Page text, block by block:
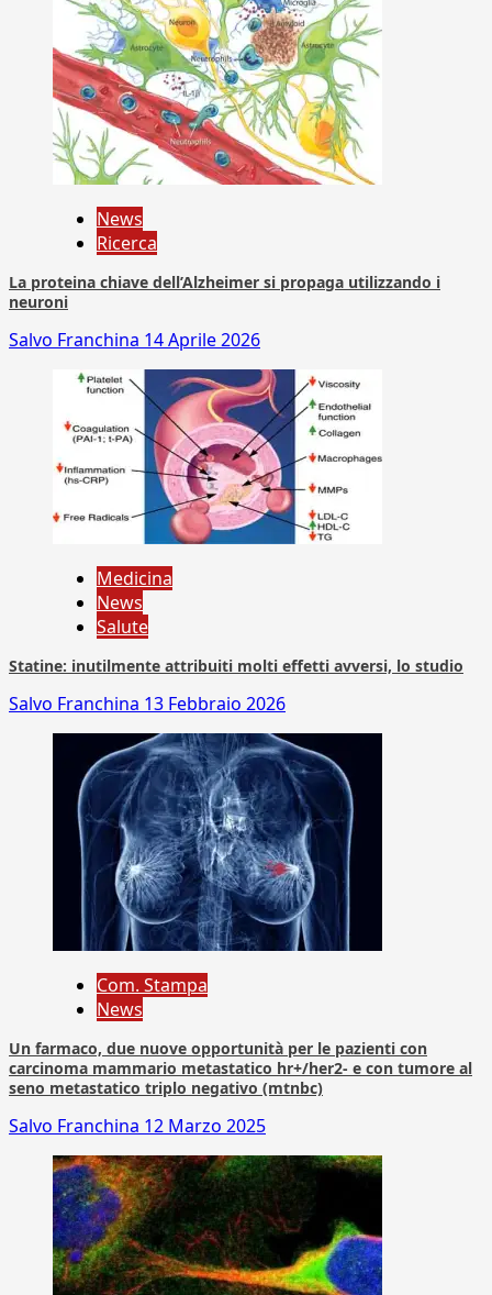
News
Ricerca
La proteina chiave dell’Alzheimer si propaga utilizzando i
neuroni
Salvo Franchina 14 Aprile 2026
Medicina
News
Salute
Statine: inutilmente attribuiti molti effetti avversi, lo studio
Salvo Franchina 13 Febbraio 2026
Com. Stampa
News
Un farmaco, due nuove opportunità per le pazienti con
carcinoma mammario metastatico hr+/her2- e con tumore al
seno metastatico triplo negativo (mtnbc)
Salvo Franchina 12 Marzo 2025